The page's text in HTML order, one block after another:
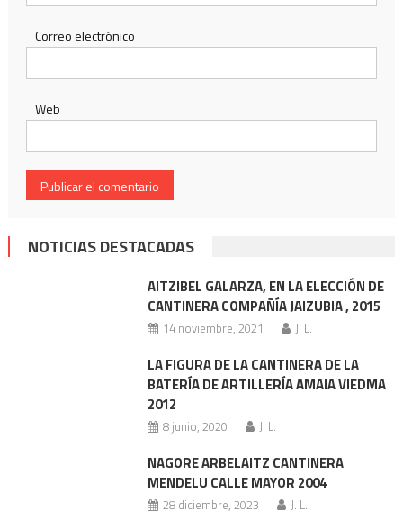
Correo electrónico
Web
NOTICIAS DESTACADAS
AITZIBEL GALARZA, EN LA ELECCIÓN DE
CANTINERA COMPAÑÍA JAIZUBIA , 2015
14 noviembre, 2021 J. L.
LA FIGURA DE LA CANTINERA DE LA
BATERÍA DE ARTILLERÍA AMAIA VIEDMA
2012
8 junio, 2020 J. L.
NAGORE ARBELAITZ CANTINERA
MENDELU CALLE MAYOR 2004
28 diciembre, 2023 J. L.